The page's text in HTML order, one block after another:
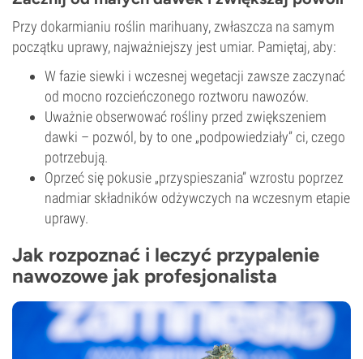
Przy dokarmianiu roślin marihuany, zwłaszcza na samym
początku uprawy, najważniejszy jest umiar. Pamiętaj, aby:
W fazie siewki i wczesnej wegetacji zawsze zaczynać
od mocno rozcieńczonego roztworu nawozów.
Uważnie obserwować rośliny przed zwiększeniem
dawki – pozwól, by to one „podpowiedziały” ci, czego
potrzebują.
Oprzeć się pokusie „przyspieszania” wzrostu poprzez
nadmiar składników odżywczych na wczesnym etapie
uprawy.
Jak rozpoznać i leczyć przypalenie
nawozowe jak profesjonalista